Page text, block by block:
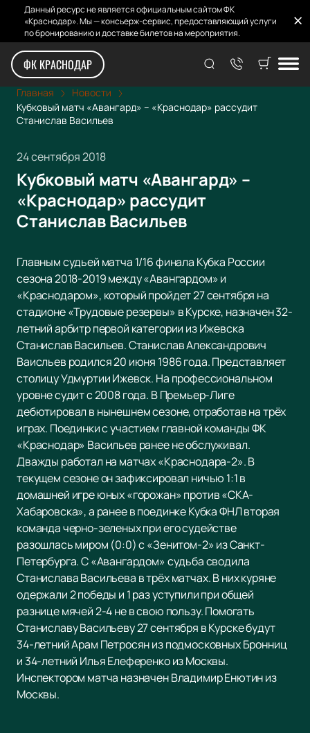
Данный ресурс не является официальным сайтом ФК
«Краснодар». Мы — консьерж-сервис, предоставляющий услуги
по бронированию и доставке билетов на мероприятия.
ФК КРАСНОДАР
Главная
Новости
Кубковый матч «Авангард» – «Краснодар» рассудит
Станислав Васильев
24 сентября 2018
Кубковый матч «Авангард» –
«Краснодар» рассудит
Станислав Васильев
Главным судьей матча 1/16 финала Кубка России
сезона 2018-2019 между «Авангардом» и
«Краснодаром», который пройдет 27 сентября на
стадионе «Трудовые резервы» в Курске, назначен 32-
летний арбитр первой категории из Ижевска
Станислав Васильев. Станислав Александрович
Ваисльев родился 20 июня 1986 года. Представляет
столицу Удмуртии Ижевск. На профессиональном
уровне судит с 2008 года. В Премьер-Лиге
дебютировал в нынешнем сезоне, отработав на трёх
играх. Поединки с участием главной команды ФК
«Краснодар» Васильев ранее не обслуживал.
Дважды работал на матчах «Краснодара-2». В
текущем сезоне он зафиксировал ничью 1:1 в
домашней игре юных «горожан» против «СКА-
Хабаровска», а ранее в поединке Кубка ФНЛ вторая
команда черно-зеленых при его судействе
разошлась миром (0:0) с «Зенитом-2» из Санкт-
Петербурга. С «Авангардом» судьба сводила
Станислава Васильева в трёх матчах. В них куряне
одержали 2 победы и 1 раз уступили при общей
разнице мячей 2-4 не в свою пользу. Помогать
Станиславу Васильеву 27 сентября в Курске будут
34-летний Арам Петросян из подмосковных Бронниц
и 34-летний Илья Елеференко из Москвы.
Инспектором матча назначен Владимир Енютин из
Москвы.